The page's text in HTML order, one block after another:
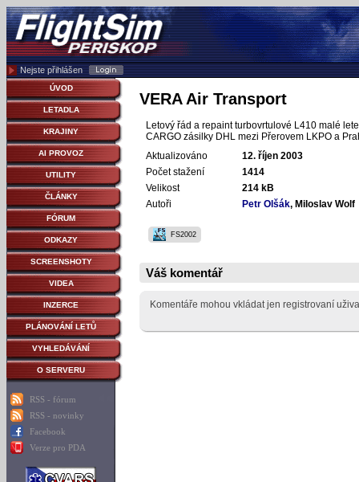
Nejste přihlášen
ÚVOD
LETADLA
KRAJINY
AI PROVOZ
UTILITY
ČLÁNKY
FÓRUM
ODKAZY
SCREENSHOTY
VIDEA
INZERCE
PLÁNOVÁNÍ LETŮ
VYHLEDÁVÁNÍ
O SERVERU
RSS - fórum
RSS - novinky
Facebook
Verze pro PDA
VERA Air Transport
Letový řád a repaint turbovrtulové L410 malé
CARGO zásilky DHL mezi Přerovem LKPO a
Aktualizováno
12. říjen 2003
Počet stažení
1414
Velikost
214 kB
Autoři
Petr Olšák, Miloslav Wolf
FS2002
Váš komentář
Komentáře mohou vkládat jen registrovaní